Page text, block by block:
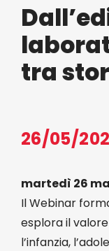
tra
26/05/
martedì 26
Il Webinar
esplora il
l’infanzia,